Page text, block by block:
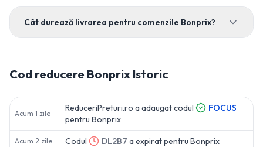
Cât durează livrarea pentru comenzile Bonprix?
Cod reducere Bonprix Istoric
Acum 1 zile
ReduceriPreturi.ro a adaugat codul
FOCUS
pentru Bonprix
Acum 2 zile Codul DL2B7 a expirat pentru Bonprix